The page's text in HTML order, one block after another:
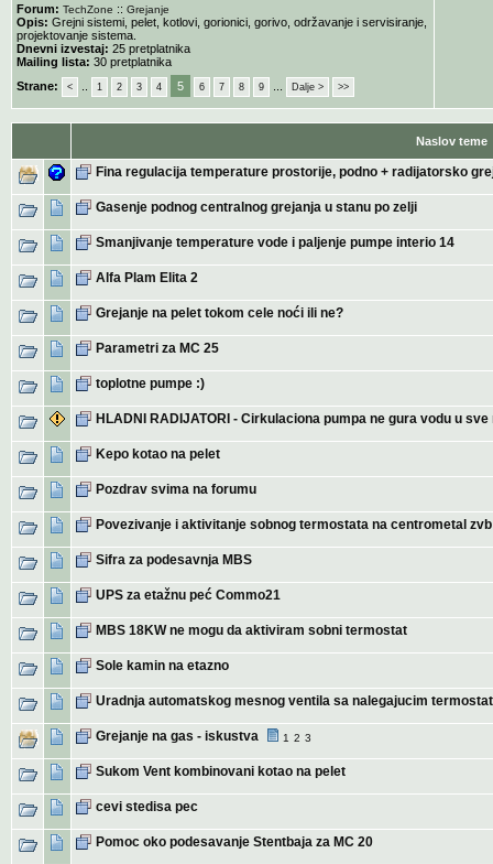
Forum: TechZone :: Grejanje
Opis: Grejni sistemi, pelet, kotlovi, gorionici, gorivo, održavanje i servisiranje,
projektovanje sistema.
Dnevni izvestaj: 25 pretplatnika
Mailing lista: 30 pretplatnika
Strane:
< 1 2 3 4 5 6 7 8 9 Dalje > >>
Naslov teme
Fina regulacija temperature prostorije, podno + radijatorsko
Gasenje podnog centralnog grejanja u stanu po zelji
Smanjivanje temperature vode i paljenje pumpe interio 14
Alfa Plam Elita 2
Grejanje na pelet tokom cele noći ili ne?
Parametri za MC 25
toplotne pumpe :)
HLADNI RADIJATORI - Cirkulaciona pumpa ne gura vodu u
Kepo kotao na pelet
Pozdrav svima na forumu
Povezivanje i aktivitanje sobnog termostata na centrometal
Sifra za podesavnja MBS
UPS za etažnu peć Commo21
MBS 18KW ne mogu da aktiviram sobni termostat
Sole kamin na etazno
Uradnja automatskog mesnog ventila sa nalegajucim
Grejanje na gas - iskustva 1 2 3
Sukom Vent kombinovani kotao na pelet
cevi stedisa pec
Pomoc oko podesavanje Stentbaja za MC 20